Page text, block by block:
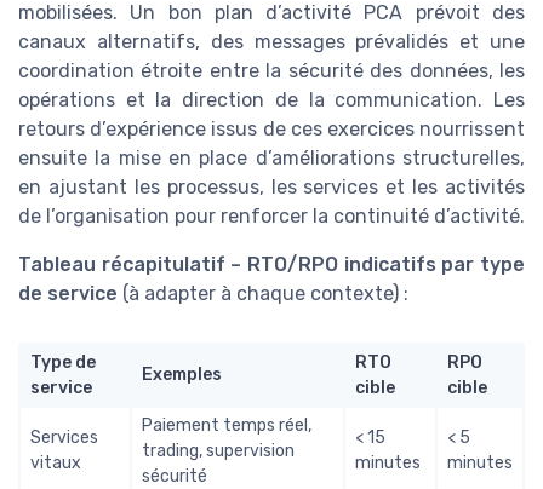
mobilisées. Un bon plan d’activité PCA prévoit des
canaux alternatifs, des messages prévalidés et une
coordination étroite entre la sécurité des données, les
opérations et la direction de la communication. Les
retours d’expérience issus de ces exercices nourrissent
ensuite la mise en place d’améliorations structurelles,
en ajustant les processus, les services et les activités
de l’organisation pour renforcer la continuité d’activité.
Tableau récapitulatif – RTO/RPO indicatifs par type
de service (à adapter à chaque contexte) :
Type de
service
Exemples
RTO
cible
RPO
cible
Services
vitaux
Paiement temps réel,
trading, supervision
sécurité
< 15
minutes
< 5
minutes